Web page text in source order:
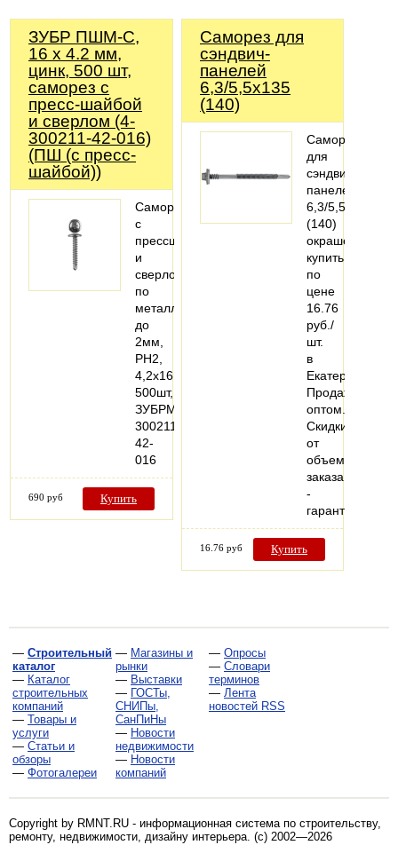
ЗУБР ПШМ-С,
16 х 4.2 мм,
цинк, 500 шт,
саморез с
пресс-шайбой
и сверлом (4-
300211-42-016)
(ПШ (с пресс-
шайбой))
Саморезы
с
прессшайбой
и
сверлом
по
металлу
до
2мм,
PH2,
4,2х16мм,
500шт,
ЗУБРМастер4-
300211-
42-
016
690 руб Купить
Саморез для
сэндвич-
панелей
6,3/5,5x135
(140)
Саморез
для
сэндвич-
панелей
6,3/5,5x135
(140)
окрашенный,
купить
по
цене
16.76
руб./
шт.
в
Екатеринбурге.
Продажа
оптом.
Скидки
от
объема
заказа
-
гарантия…
16.76 руб Купить
— Строительный
каталог
— Каталог
строительных
компаний
— Товары и
услуги
— Статьи и
обзоры
— Фотогалереи
— Магазины и
рынки
— Выставки
— ГОСТы,
СНИПы,
СанПиНы
— Новости
недвижимости
— Новости
компаний
— Опросы
— Словари
терминов
— Лента
новостей RSS
Copyright by RMNT.RU - информационная система по строительству,
ремонту, недвижимости, дизайну интерьера . (c) 2002—2026